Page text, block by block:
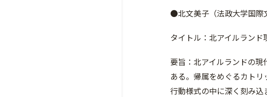
●北文美子（法政大学国際
タイトル：北アイルランド
要旨：北アイルランドの
ある。帰属をめぐるカト
行動様式の中に深く刻み